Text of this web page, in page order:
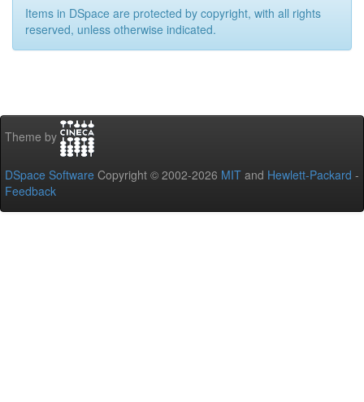
Items in DSpace are protected by copyright, with all rights
reserved, unless otherwise indicated.
Theme by
DSpace Software Copyright © 2002-2026 MIT and Hewlett-Packard -
Feedback